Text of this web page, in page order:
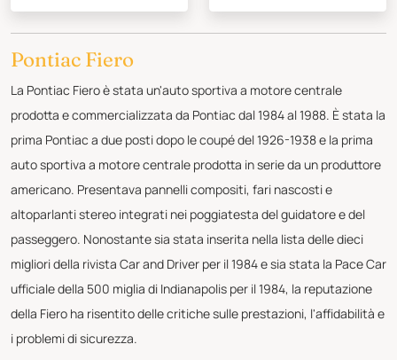
Pontiac Fiero
La Pontiac Fiero è stata un'auto sportiva a motore centrale
prodotta e commercializzata da Pontiac dal 1984 al 1988. È stata la
prima Pontiac a due posti dopo le coupé del 1926-1938 e la prima
auto sportiva a motore centrale prodotta in serie da un produttore
americano. Presentava pannelli compositi, fari nascosti e
altoparlanti stereo integrati nei poggiatesta del guidatore e del
passeggero. Nonostante sia stata inserita nella lista delle dieci
migliori della rivista Car and Driver per il 1984 e sia stata la Pace Car
ufficiale della 500 miglia di Indianapolis per il 1984, la reputazione
della Fiero ha risentito delle critiche sulle prestazioni, l'affidabilità e
i problemi di sicurezza.